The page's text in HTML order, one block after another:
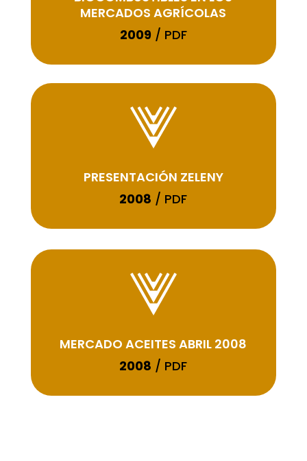
MERCADOS AGRÍCOLAS
2009 / PDF
PRESENTACIÓN ZELENY
2008 / PDF
MERCADO ACEITES ABRIL 2008
2008 / PDF